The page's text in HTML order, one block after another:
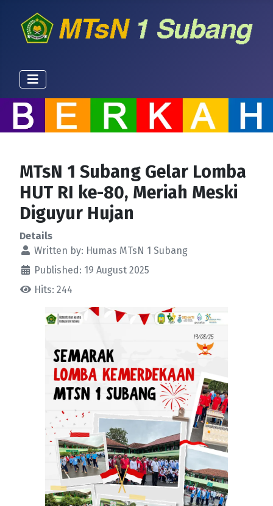
MTsN 1 Subang Gelar Lomba
HUT RI ke-80, Meriah Meski
Diguyur Hujan
Details
Written by: Humas MTsN 1 Subang
Published: 19 August 2025
Hits: 244